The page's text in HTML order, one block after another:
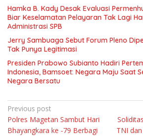
Hamka B. Kady Desak Evaluasi
Biar Keselamatan Pelayaran Tak Lagi
Administrasi SPB
Jerry Sambuaga Sebut Forum Pleno
Tak Punya Legitimasi
Presiden Prabowo Subianto Hadiri
Indonesia, Bamsoet: Negara Maju Saat
Negara Bersatu
Navigasi
pos
Previous post
Polres Magetan Sambut Hari
Bhayangkara ke -79 Berbagi
TNI